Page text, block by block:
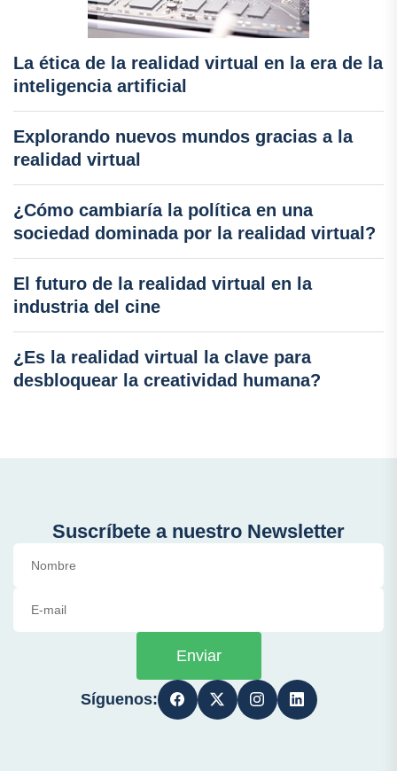
La ética de la realidad virtual en la era de la
inteligencia artificial
Explorando nuevos mundos gracias a la
realidad virtual
¿Cómo cambiaría la política en una
sociedad dominada por la realidad virtual?
El futuro de la realidad virtual en la
industria del cine
¿Es la realidad virtual la clave para
desbloquear la creatividad humana?
Suscríbete a nuestro Newsletter
Enviar
Síguenos: